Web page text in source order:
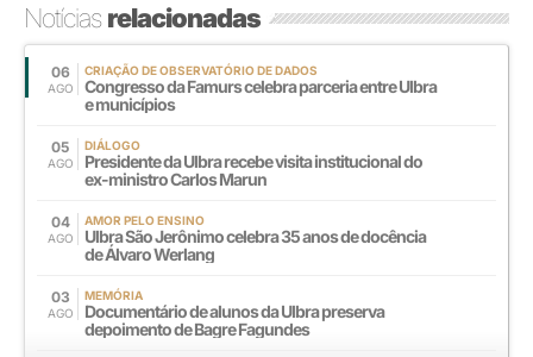
Notíciasrelacionadas
06
AGO
CRIAÇÃO DE OBSERVATÓRIO DE DADOS
Congresso da Famurs celebra parceria entre Ulbra
e municípios
05
AGO
DIÁLOGO
Presidente da Ulbra recebe visita institucional do
ex-ministro Carlos Marun
04
AGO
AMOR PELO ENSINO
Ulbra São Jerônimo celebra 35 anos de docência
de Álvaro Werlang
03
AGO
MEMÓRIA
Documentário de alunos da Ulbra preserva
depoimento de Bagre Fagundes